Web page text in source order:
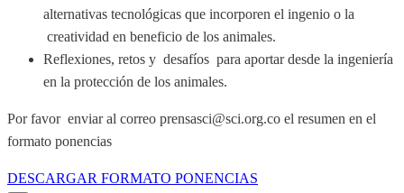
alternativas tecnológicas que incorporen el ingenio o la
creatividad en beneficio de los animales.
Reflexiones, retos y desafíos para aportar desde la ingeniería
en la protección de los animales.
Por favor enviar al correo prensasci@sci.org.co el resumen en el
formato ponencias
DESCARGAR FORMATO PONENCIAS